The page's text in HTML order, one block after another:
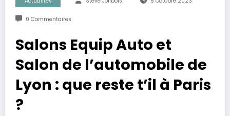
0 Commentaires
Salons Equip Auto et
Salon de l’automobile de
Lyon : que reste t’il à Paris
?